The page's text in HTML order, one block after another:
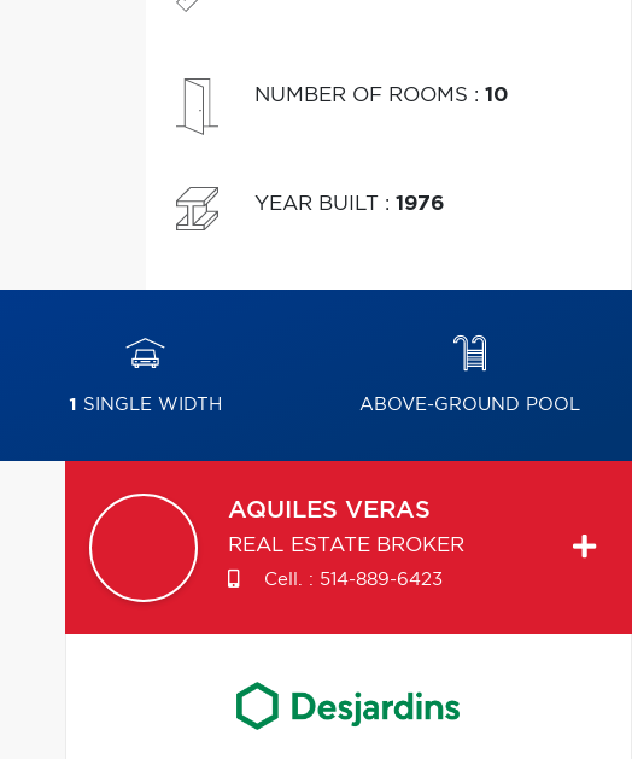
NUMBER OF ROOMS : 10
YEAR BUILT : 1976
1 SINGLE WIDTH ABOVE-GROUND POOL
AQUILES VERAS
REAL ESTATE BROKER
Cell. : 514-889-6423